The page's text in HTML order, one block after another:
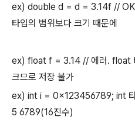
ex) double d = d = 3.14f //
타입의 범위보다 크기 때문에
ex) float f = 3.14 // 에러. float
크므로 저장 불가
ex) int i = 0x123456789; int
5 6789(16진수)